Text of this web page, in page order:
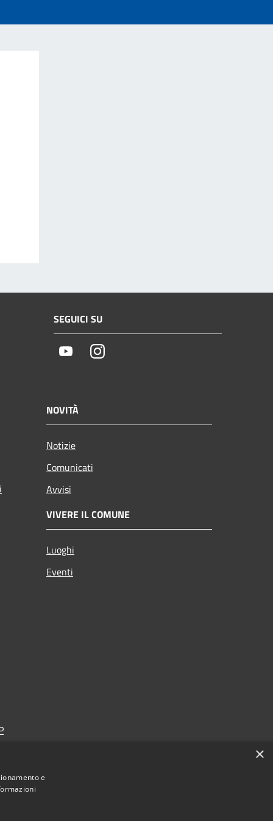
SEGUICI SU
YoutubeInstagram
NOVITÀ
Notizie
Comunicati
Avvisi
VIVERE IL COMUNE
Luoghi
Eventi
×
e